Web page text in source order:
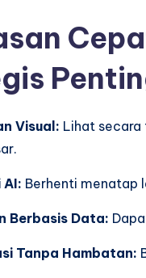
Visual: Lihat
AI: Berhenti menatap
Berbasis Data:
Tanpa Hambatan: